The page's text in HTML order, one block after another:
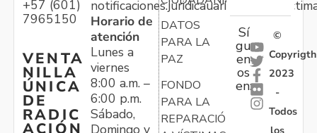
+57 (601)
7965150
VENTA
NILLA
ÚNICA
DE
RADIC
ACIÓN
Horario de
atención
Lunes a
viernes
8:00 a.m. –
6:00 p.m.
Sábado,
Domingo y
DATOS
PARA LA
PAZ
FONDO
PARA LA
REPARACIÓN
Sí
gu
en
os
en:
©
Copyrigth
2023
-
Todos